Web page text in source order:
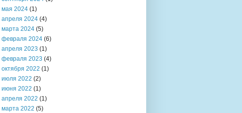
мая 2024 (1)
апреля 2024 (4)
марта 2024 (5)
февраля 2024 (6)
апреля 2023 (1)
февраля 2023 (4)
октября 2022 (1)
июля 2022 (2)
июня 2022 (1)
апреля 2022 (1)
марта 2022 (5)